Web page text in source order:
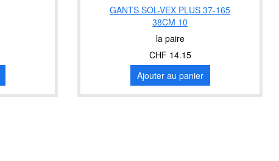
GANTS SOL-VEX PLUS 37-165
38CM 10
la paire
CHF 14.15
Ajouter au panier